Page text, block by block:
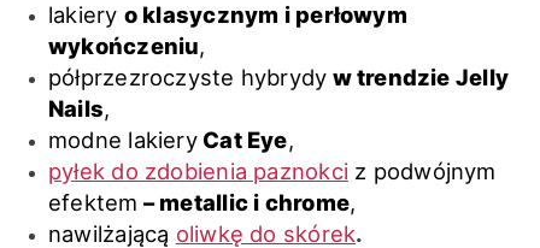
lakiery o klasycznym i perłowym
wykończeniu,
półprzezroczyste hybrydy w trendzie Jelly
Nails,
modne lakieryCat Eye,
pyłek do zdobienia paznokci z podwójnym
efektem – metallic i chrome,
nawilżającą oliwkę do skórek.